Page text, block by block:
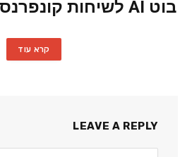
בוט AI לשיחות קונפרנס (גם) בעברית !
קרא עוד
LEAVE A REPLY